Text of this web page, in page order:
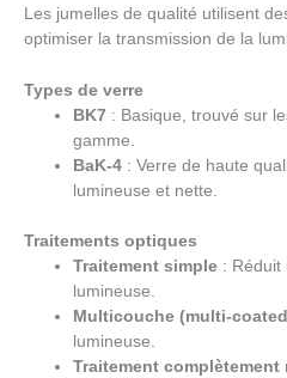
Les jumelles de qualité utilisent
optimiser la transmission de la
Types de verre
BK7 : Basique, trouvé sur
gamme.
BaK-4 : Verre de haute
lumineuse et nette.
Traitements optiques
Traitement simple : Réduit
lumineuse.
Multicouche (multi-
lumineuse.
Traitement